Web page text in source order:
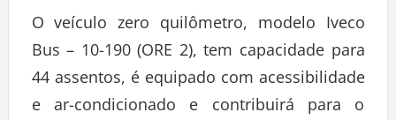
O veículo zero quilômetro, modelo Iveco
Bus – 10-190 (ORE 2), tem capacidade para
44 assentos, é equipado com acessibilidade
e ar-condicionado e contribuirá para o